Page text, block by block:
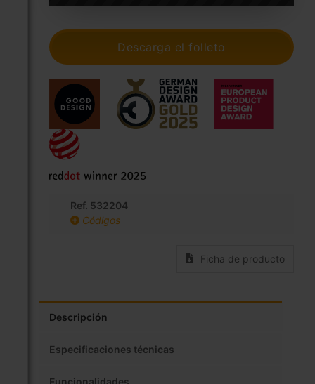
Descarga el folleto
Ref. 532204
Códigos
Ficha de producto
Descripción
Especificaciones técnicas